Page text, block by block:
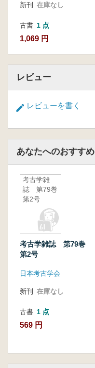
新刊 在庫なし
古書 1 点
1,069 円
レビュー
レビューを書く
あなたへのおすすめ
考古学雑
誌 第79巻
第2号
考古学雑誌 第79巻
第2号
日本考古学会
新刊 在庫なし
古書 1 点
569 円